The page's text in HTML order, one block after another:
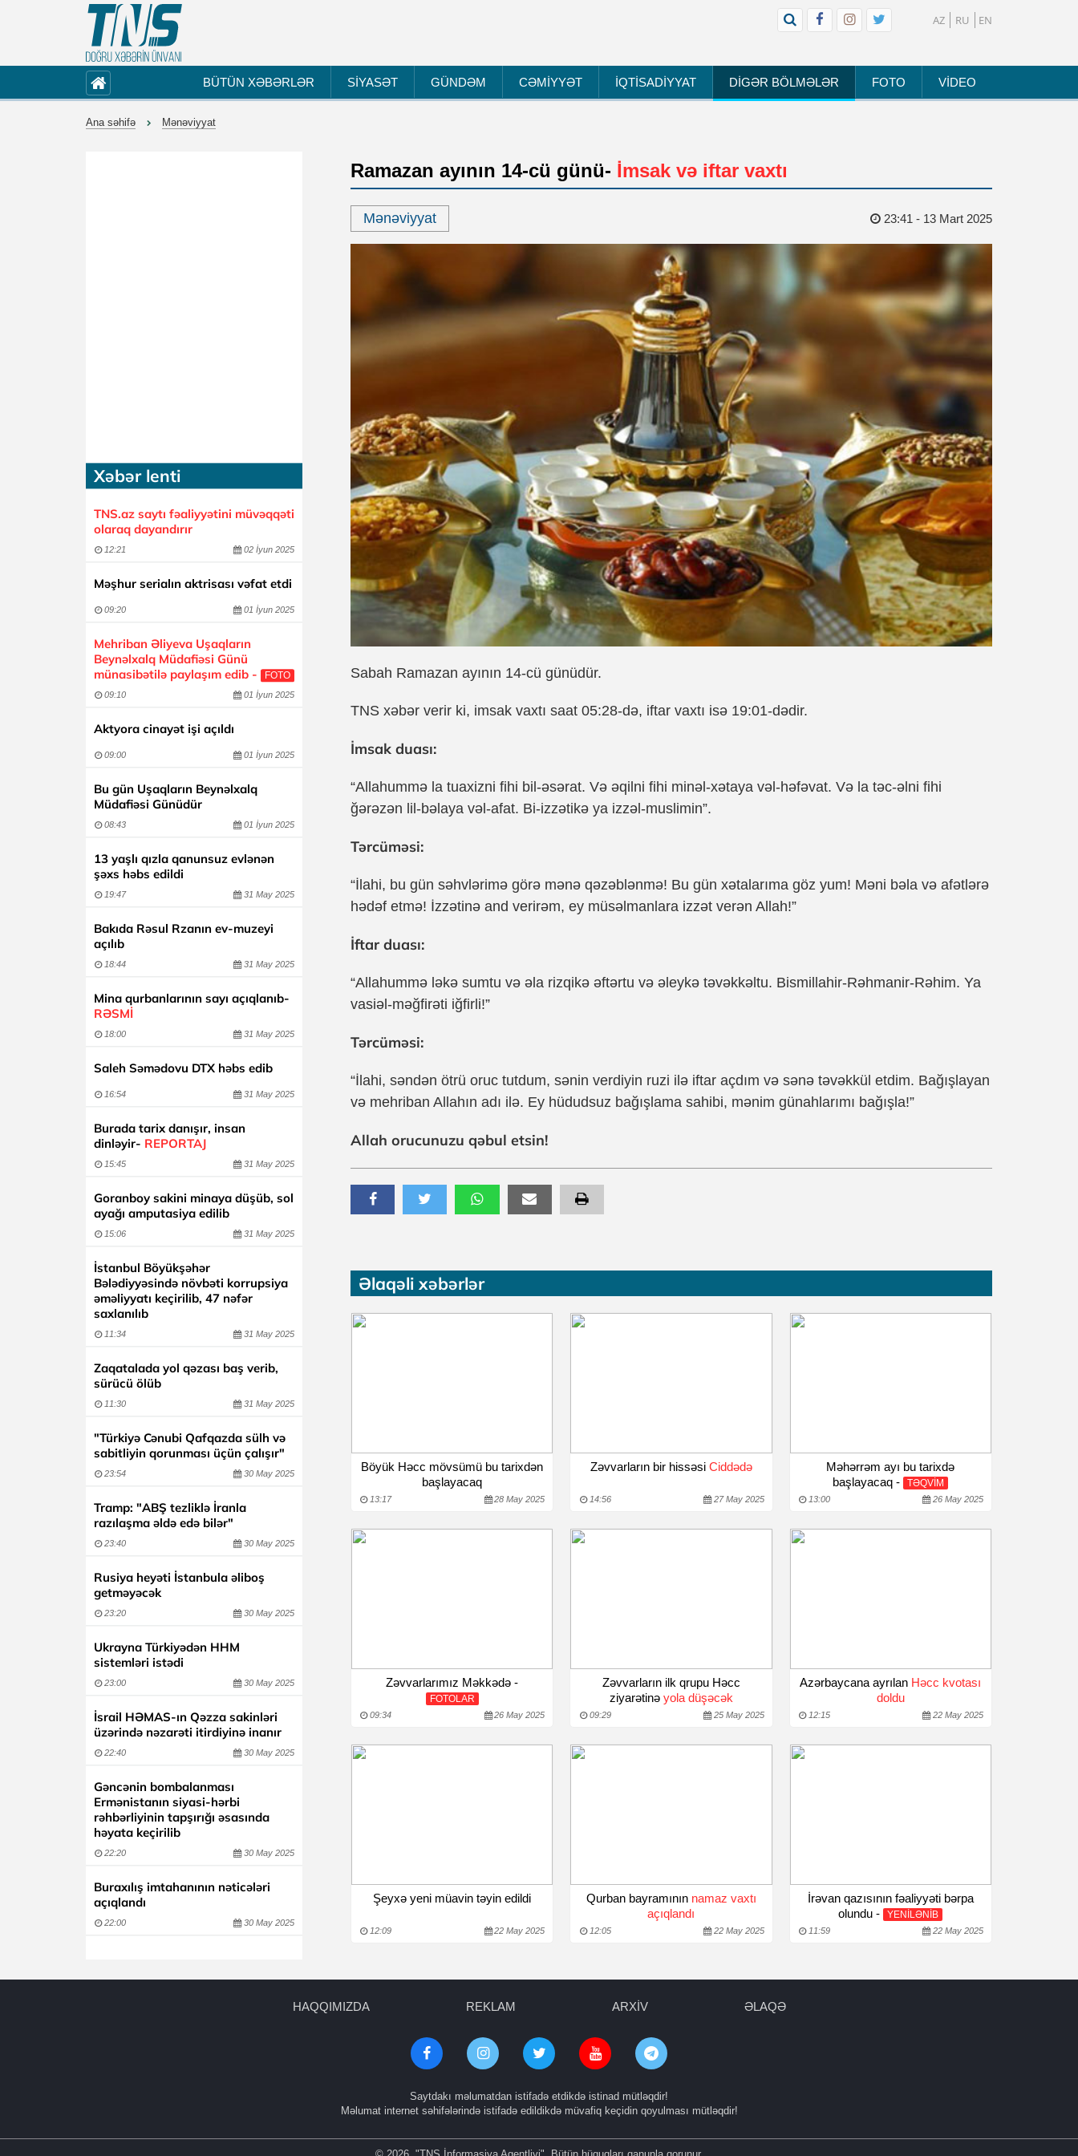
AZ RU EN
BÜTÜN XƏBƏRLƏR SİYASƏT GÜNDƏM CƏMİYYƏT İQTİSADİYYAT DİGƏR BÖLMƏLƏR FOTO VİDEO
Ana səhifə Mənəviyyat
Xəbər lenti
TNS.az saytı fəaliyyətini müvəqqəti
olaraq dayandırır
12:21 02 İyun 2025
Məşhur serialın aktrisası vəfat etdi
09:20 01 İyun 2025
Mehriban Əliyeva Uşaqların
Beynəlxalq Müdafiəsi Günü
münasibətilə paylaşım edib -
FOTO
09:10 01 İyun 2025
Aktyora cinayət işi açıldı
09:00 01 İyun 2025
Bu gün Uşaqların Beynəlxalq
Müdafiəsi Günüdür
08:43 01 İyun 2025
13 yaşlı qızla qanunsuz evlənən
şəxs həbs edildi
19:47 31 May 2025
Bakıda Rəsul Rzanın ev-muzeyi
açılıb
18:44 31 May 2025
Mina qurbanlarının sayı açıqlanıb-
RƏSMİ
18:00 31 May 2025
Saleh Səmədovu DTX həbs edib
16:54 31 May 2025
Burada tarix danışır, insan
dinləyir- REPORTAJ
15:45 31 May 2025
Goranboy sakini minaya düşüb, sol
ayağı amputasiya edilib
15:06 31 May 2025
İstanbul Böyükşəhər
Bələdiyyəsində növbəti korrupsiya
əməliyyatı keçirilib, 47 nəfər
saxlanılıb
11:34 31 May 2025
Zaqatalada yol qəzası baş verib,
sürücü ölüb
11:30 31 May 2025
"Türkiyə Cənubi Qafqazda sülh və
sabitliyin qorunması üçün çalışır"
23:54 30 May 2025
Tramp: "ABŞ tezliklə İranla
razılaşma əldə edə bilər"
23:40 30 May 2025
Rusiya heyəti İstanbula əliboş
getməyəcək
23:20 30 May 2025
Ukrayna Türkiyədən HHM
sistemləri istədi
23:00 30 May 2025
İsrail HƏMAS-ın Qəzza sakinləri
üzərində nəzarəti itirdiyinə inanır
22:40 30 May 2025
Gəncənin bombalanması
Ermənistanın siyasi-hərbi
rəhbərliyinin tapşırığı əsasında
həyata keçirilib
22:20 30 May 2025
Buraxılış imtahanının nəticələri
açıqlandı
22:00 30 May 2025
Ramazan ayının 14-cü günü- İmsak və iftar vaxtı
Mənəviyyat 23:41 - 13 Mart 2025
Sabah Ramazan ayının 14-cü günüdür.
TNS xəbər verir ki, imsak vaxtı saat 05:28-də, iftar vaxtı isə 19:01-dədir.
İmsak duası:
“Allahummə la tuaxizni fihi bil-əsərat. Və əqilni fihi minəl-xətaya vəl-həfəvat. Və la təc-əlni fihi
ğərəzən lil-bəlaya vəl-afat. Bi-izzətikə ya izzəl-muslimin”.
Tərcüməsi:
“İlahi, bu gün səhvlərimə görə mənə qəzəblənmə! Bu gün xətalarıma göz yum! Məni bəla və afətlərə
hədəf etmə! İzzətinə and verirəm, ey müsəlmanlara izzət verən Allah!”
İftar duası:
“Allahummə ləkə sumtu və əla rizqikə əftərtu və əleykə təvəkkəltu. Bismillahir-Rəhmanir-Rəhim. Ya
vasiəl-məğfirəti iğfirli!”
Tərcüməsi:
“İlahi, səndən ötrü oruc tutdum, sənin verdiyin ruzi ilə iftar açdım və sənə təvəkkül etdim. Bağışlayan
və mehriban Allahın adı ilə. Ey hüdudsuz bağışlama sahibi, mənim günahlarımı bağışla!”
Allah orucunuzu qəbul etsin!
Əlaqəli xəbərlər
Böyük Həcc mövsümü bu tarixdən
başlayacaq
13:17 28 May 2025
Zəvvarların bir hissəsi Ciddədə
14:56 27 May 2025
Məhərrəm ayı bu tarixdə
başlayacaq - TƏQVİM
13:00 26 May 2025
Zəvvarlarımız Məkkədə -
FOTOLAR
09:34 26 May 2025
Zəvvarların ilk qrupu Həcc
ziyarətinə yola düşəcək
09:29 25 May 2025
Azərbaycana ayrılan Həcc kvotası
doldu
12:15 22 May 2025
Şeyxə yeni müavin təyin edildi
12:09 22 May 2025
Qurban bayramının namaz vaxtı
açıqlandı
12:05 22 May 2025
İrəvan qazısının fəaliyyəti bərpa
olundu - YENİLƏNİB
11:59 22 May 2025
HAQQIMIZDA REKLAM ARXİV ƏLAQƏ
Saytdakı məlumatdan istifadə etdikdə istinad mütləqdir!
Məlumat internet səhifələrində istifadə edildikdə müvafiq keçidin qoyulması mütləqdir!